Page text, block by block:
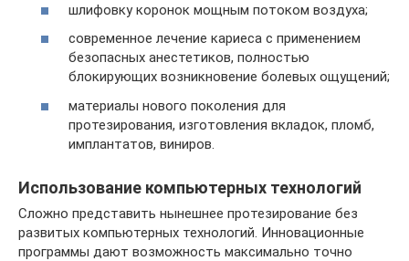
шлифовку коронок мощным потоком воздуха;
современное лечение кариеса с применением
безопасных анестетиков, полностью
блокирующих возникновение болевых ощущений;
материалы нового поколения для
протезирования, изготовления вкладок, пломб,
имплантатов, виниров.
Использование компьютерных технологий
Сложно представить нынешнее протезирование без
развитых компьютерных технологий. Инновационные
программы дают возможность максимально точно